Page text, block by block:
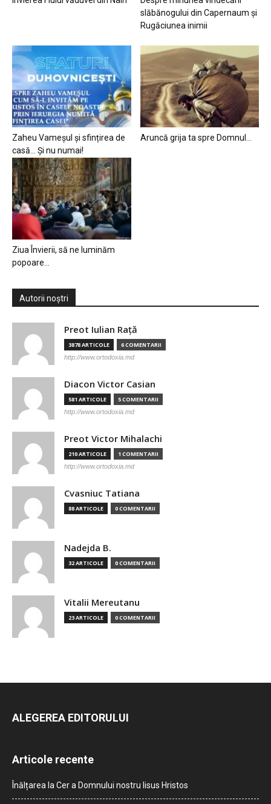
slăbănogului din Capernaum și
Rugăciunea inimii
Zaheu Vameșul și sfințirea de
casă… Și nu numai!
Aruncă grija ta spre Domnul…
Ziua Învierii, să ne luminăm
popoare…
Autorii noștri
Preot Iulian Raţă
3878 ARTICOLE 6 COMENTARII
http://www.ortodoxia.md
Diacon Victor Casian
581 ARTICOLE 5 COMENTARII
http://www.ortodoxia.md
Preot Victor Mihalachi
210 ARTICOLE 1 COMENTARII
http://www.ortodoxia.md
Cvasniuc Tatiana
88 ARTICOLE 0 COMENTARII
Nadejda B.
32 ARTICOLE 0 COMENTARII
Vitalii Mereutanu
23 ARTICOLE 0 COMENTARII
ALEGEREA EDITORULUI
Articole recente
Înălțarea la Cer a Domnului nostru Iisus Hristos